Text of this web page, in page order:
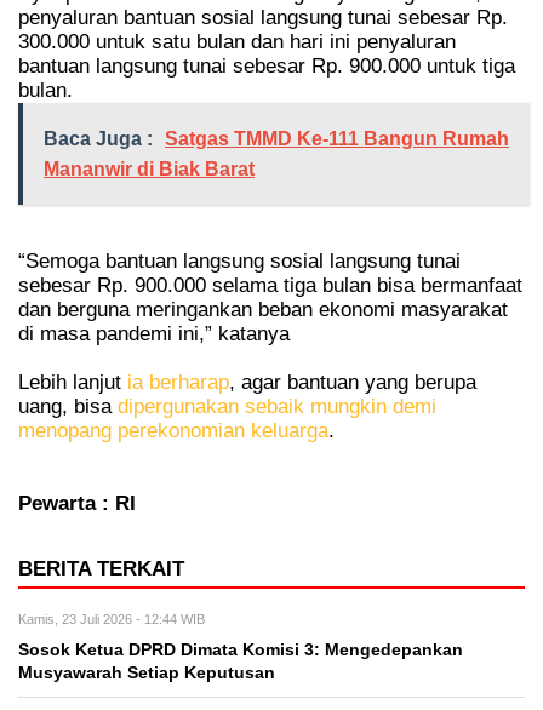
penyaluran bantuan sosial langsung tunai sebesar Rp.
300.000 untuk satu bulan dan hari ini penyaluran
bantuan langsung tunai sebesar Rp. 900.000 untuk tiga
bulan.
Baca Juga :
Satgas TMMD Ke-111 Bangun Rumah
Mananwir di Biak Barat
“Semoga bantuan langsung sosial langsung tunai
sebesar Rp. 900.000 selama tiga bulan bisa bermanfaat
dan berguna meringankan beban ekonomi masyarakat
di masa pandemi ini,” katanya
Lebih lanjut ia berharap, agar bantuan yang berupa
uang, bisa dipergunakan sebaik mungkin demi
menopang perekonomian keluarga.
Pewarta : RI
BERITA TERKAIT
Kamis, 23 Juli 2026 - 12:44 WIB
Sosok Ketua DPRD Dimata Komisi 3: Mengedepankan
Musyawarah Setiap Keputusan